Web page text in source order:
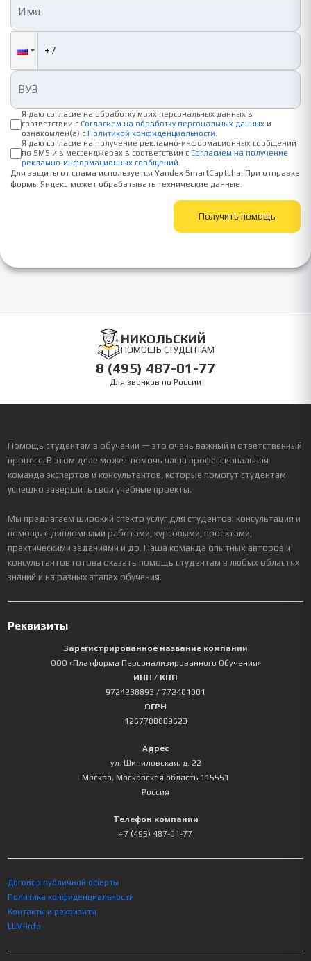
Я даю согласие на обработку моих персональных данных в
соответствии с Согласием на обработку персональных данных и
ознакомлен(а) с Политикой конфиденциальности
Я даю согласие на получение рекламно-информационных сообщений
по SMS и в мессенджерах в соответствии с Согласием на получение
рекламно-информационных сообщений
Для защиты от спама используется Yandex SmartCaptcha. При отправке
формы Яндекс может обрабатывать технические данные.
Получить помощь
НИКОЛЬСКИЙ
ПОМОЩЬ СТУДЕНТАМ
8 (495) 487-01-77
Для звонков по России
Помощь студентам в обучении — это очень важный и ответственный
процесс. В этом деле может помочь наша профессиональная
команда экспертов и консультантов, которые помогут студентам
успешно завершить свои учебные проекты.
Мы предлагаем широкий спектр услуг для студентов: консультация и
помощь с дипломными работами, курсовыми, проектами,
практическими заданиями и др. Наша команда опытных авторов и
консультантов готова оказать помощь студентам в любых областях
знаний и на разных этапах обучения.
Реквизиты
Зарегистрированное название компании
ООО «Платформа Персонализированного Обучения»
ИНН / КПП
9724238893 / 772401001
ОГРН
1267700089623
Адрес
ул. Шипиловская, д. 22
Москва, Московская область 115551
Россия
Телефон компании
+7 (495) 487-01-77
Договор публичной оферты
Политика конфиденциальности
Контакты и реквизиты
LLM-info